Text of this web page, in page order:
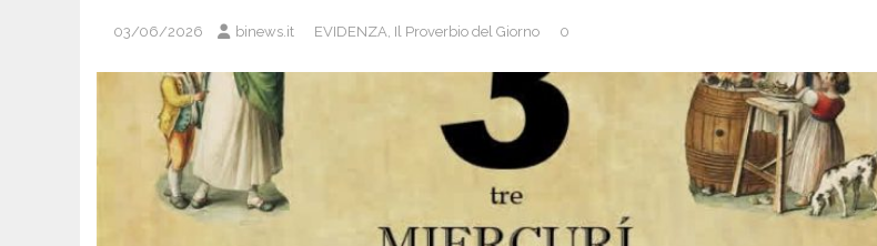
03/06/2026 binews.it EVIDENZA Il Proverbio del Giorno 0